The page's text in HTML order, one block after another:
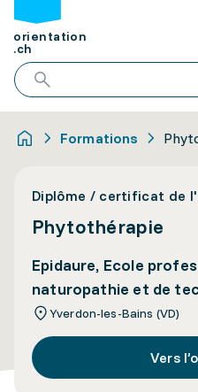
orientation
.ch
Formations
Diplôme / certificat de
Phytothérapie
Epidaure, Ecole
naturopathie et de
Yverdon-les-Bains (VD)
Vers